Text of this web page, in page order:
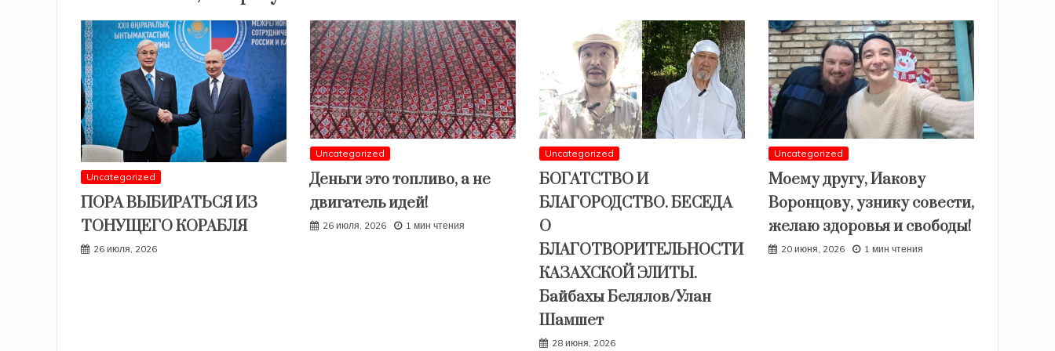
Uncategorized
ПОРА ВЫБИРАТЬСЯ ИЗ
ТОНУЩЕГО КОРАБЛЯ
26 июля, 2026
Uncategorized
Деньги это топливо, а не
двигатель идей!
26 июля, 2026 1 мин чтения
Uncategorized
БОГАТСТВО И
БЛАГОРОДСТВО. БЕСЕДА
О
БЛАГОТВОРИТЕЛЬНОСТИ
КАЗАХСКОЙ ЭЛИТЫ.
Байбахы Белялов/Улан
Шамшет
28 июня, 2026
Uncategorized
Моему другу, Иакову
Воронцову, узнику совести,
желаю здоровья и свободы!
20 июня, 2026 1 мин чтения